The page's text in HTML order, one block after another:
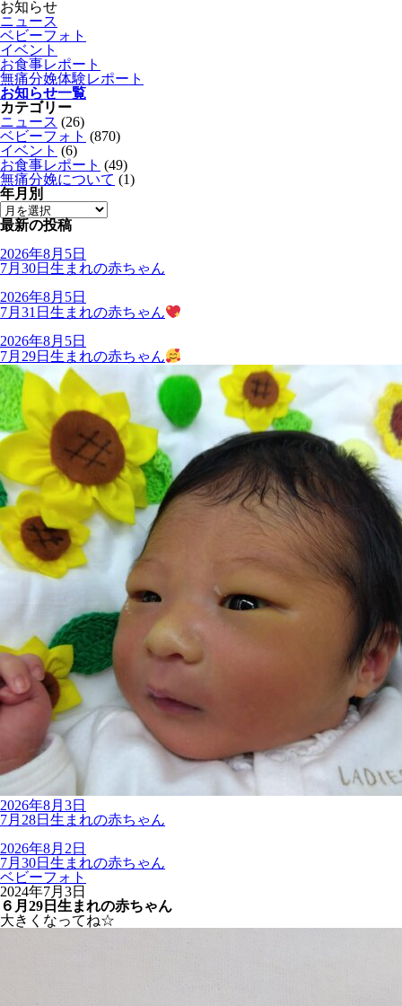
お知らせ
ニュース
ベビーフォト
イベント
お食事レポート
無痛分娩体験レポート
お知らせ一覧
カテゴリー
ニュース (26)
ベビーフォト (870)
イベント (6)
お食事レポート (49)
無痛分娩について (1)
年月別
最新の投稿
2026年8月5日
7月30日生まれの赤ちゃん
2026年8月5日
7月31日生まれの赤ちゃん
2026年8月5日
7月29日生まれの赤ちゃん
2026年8月3日
7月28日生まれの赤ちゃん
2026年8月2日
7月30日生まれの赤ちゃん
ベビーフォト
2024年7月3日
６月29日生まれの赤ちゃん
大きくなってね☆